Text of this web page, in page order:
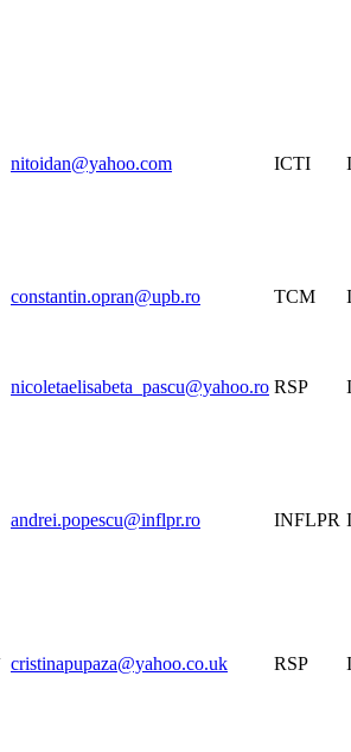
nitoidan@yahoo.com ICTI
constantin.opran@upb.ro TCM
nicoletaelisabeta_pascu@yahoo.ro RSP
andrei.popescu@inflpr.ro INFLPR
cristinapupaza@yahoo.co.uk RSP